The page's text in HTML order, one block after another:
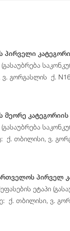
გორგასლის ქ.
ქ. თბილისი, ვ.
პირველ
ეტაპი
ქ. თბილისი, ვ.